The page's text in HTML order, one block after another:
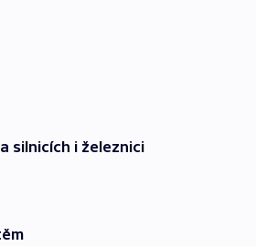
silnicích i železnici